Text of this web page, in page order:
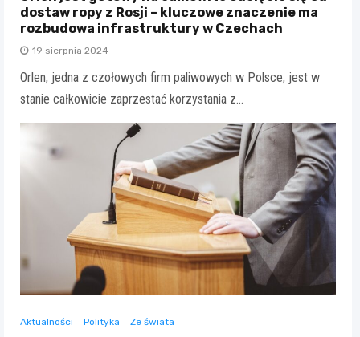
dostaw ropy z Rosji – kluczowe znaczenie ma
rozbudowa infrastruktury w Czechach
19 sierpnia 2024
Orlen, jedna z czołowych firm paliwowych w Polsce, jest w
stanie całkowicie zaprzestać korzystania z…
Aktualności Polityka Ze świata